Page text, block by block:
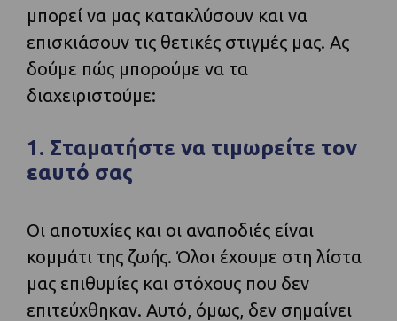
μπορεί να μας κατακλύσουν και να
επισκιάσουν τις θετικές στιγμές μας. Ας
δούμε πώς μπορούμε να τα
διαχειριστούμε:
1. Σταματήστε να τιμωρείτε τον
εαυτό σας
Οι αποτυχίες και οι αναποδιές είναι
κομμάτι της ζωής. Όλοι έχουμε στη λίστα
μας επιθυμίες και στόχους που δεν
επιτεύχθηκαν. Αυτό, όμως, δεν σημαίνει